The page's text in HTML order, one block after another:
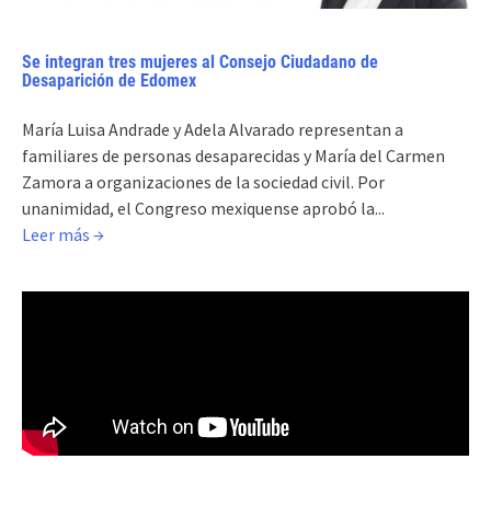
Se integran tres mujeres al Consejo Ciudadano de
Desaparición de Edomex
María Luisa Andrade y Adela Alvarado representan a
familiares de personas desaparecidas y María del Carmen
Zamora a organizaciones de la sociedad civil. Por
unanimidad, el Congreso mexiquense aprobó la...
Leer más →